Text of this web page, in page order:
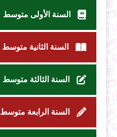
السنة الأولى متوسط
السنة الثانية متوسط
السنة الثالثة متوسط
السنة الرابعة متوسط